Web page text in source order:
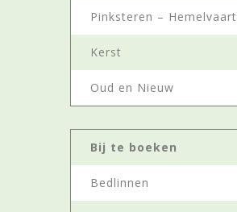
Pinksteren – Hemelvaart
Kerst
Oud en Nieuw
Bij te boeken
Bedlinnen